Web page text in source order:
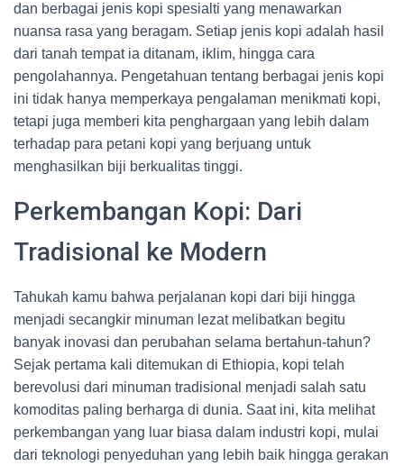
dan berbagai jenis kopi spesialti yang menawarkan
nuansa rasa yang beragam. Setiap jenis kopi adalah hasil
dari tanah tempat ia ditanam, iklim, hingga cara
pengolahannya. Pengetahuan tentang berbagai jenis kopi
ini tidak hanya memperkaya pengalaman menikmati kopi,
tetapi juga memberi kita penghargaan yang lebih dalam
terhadap para petani kopi yang berjuang untuk
menghasilkan biji berkualitas tinggi.
Perkembangan Kopi: Dari
Tradisional ke Modern
Tahukah kamu bahwa perjalanan kopi dari biji hingga
menjadi secangkir minuman lezat melibatkan begitu
banyak inovasi dan perubahan selama bertahun-tahun?
Sejak pertama kali ditemukan di Ethiopia, kopi telah
berevolusi dari minuman tradisional menjadi salah satu
komoditas paling berharga di dunia. Saat ini, kita melihat
perkembangan yang luar biasa dalam industri kopi, mulai
dari teknologi penyeduhan yang lebih baik hingga gerakan